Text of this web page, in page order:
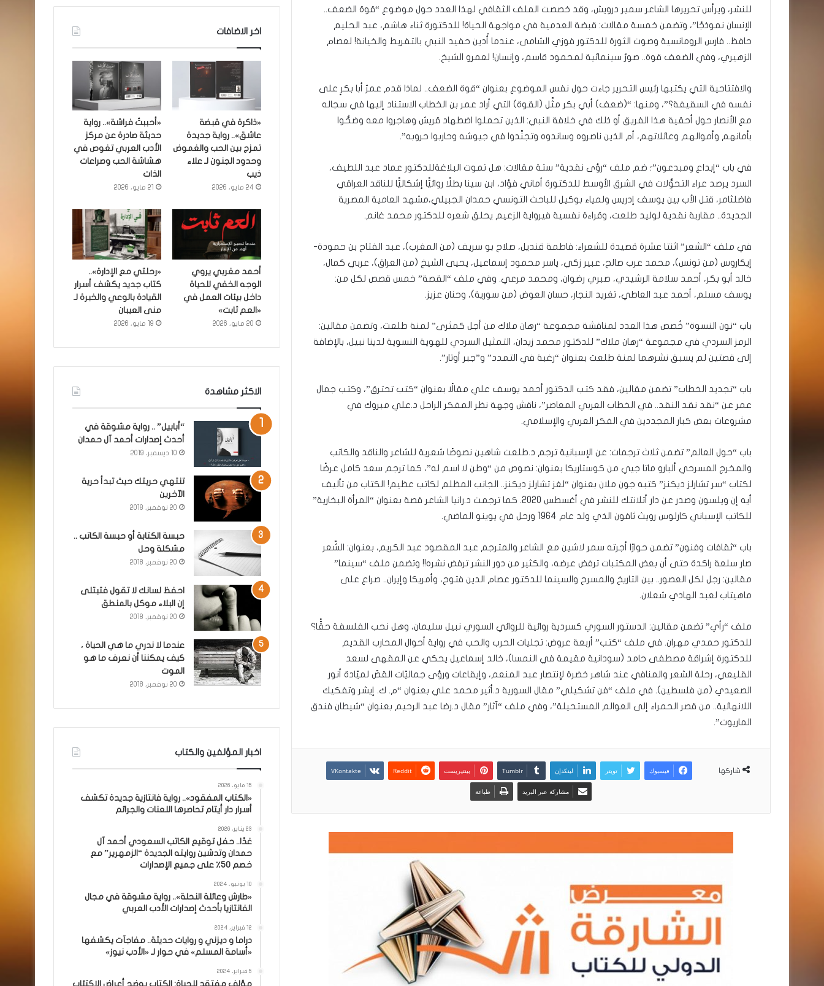
للنشر، ويرأس تحريرها الشاعر سمير درويش، وقد خصصت الملف الثقافي لهذا العدد حول موضوع “قوة الضعف..
الإنسان نموذجًا”، وتضمن خمسة مقالات: قبضة العدمية في مواجهة الحياة! للدكتورة ثناء هاشم، عبد الحليم
حافظ.. فارس الرومانسية وصوت الثورة للدكتور فوزي الشامى، عندما أُدين حفيد النبي بالتفريط والخيانة! لعصام
الزهيري، وفي الضعف قوة.. صورٌ سينمائية لمحمود قاسم، وإنسان! لعمرو الشيخ.
والافتتاحية التي يكتبها رئيس التحرير جاءت حول نفس الموضوع بعنوان “قوة الضعف.. لماذا قدم عمرٌ أبا بكرٍ على
نفسه في السقيفة؟”، ومنها: “(ضعف) أبي بكر مثَّل (القوة) التي أراد عمر بن الخطاب الاستناد إليها في سجاله
مع الأنصار حول أحقية هذا الفريق أو ذلك في خلافة النبي: الذين تحملوا اضطهاد قريش وهاجروا معه وضحُّوا
بأمانهم وأموالهم وعائلاتهم، أم الذين ناصروه وساندوه وتجنَّدوا في جيوشه وحاربوا حروبه”.
في باب “إبداع ومبدعون”؛ ضم ملف “رؤى نقدية” ستة مقالات: هل تموت البلاغةللدكتور عماد عبد اللطيف،
السرد يرصد عراء التحوُّلات في الشرق الأوسط للدكتورة أماني فؤاد، ابن سينا بطلًا روائيًّا إشكاليًّا للناقد العراقي
فاضلثامر، قتل الأب بين يوسف إدريس ولمياء بوكيل للباحث التونسي حمدان الجبيلي،مشهد العامية المصرية
الجديدة.. مقاربة نقدية لوليد طلعت، وقراءة نفسية فيرواية الزعيم يحلق شعره للدكتور محمد غانم.
في ملف “الشعر” اثنتا عشرة قصيدة للشعراء: فاطمة قنديل، صلاح بو سريف (من المغرب)، عبد الفتاح بن حمودة-
إيكاروس (من تونس)، محمد عرب صالح، عبير زكي، ياسر محمود إسماعيل، يحيى الشيخ (من العراق)، عربي كمال،
خالد أبو بكر، أحمد سلامة الرشيدي، صبري رضوان، ومحمد مرعي. وفي ملف “القصة” خمس قصص لكل من:
يوسف مسلم، أحمد عبد العاطي، تغريد النجار، حسان العوض (من سورية)، وحنان عزيز.
باب “نون النسوة” خُصص هذا العدد لمناقشة مجموعة “رهان ملاك من أجل كمثرى” لمنة طلعت، وتضمن مقالين:
الرمز السردي في مجموعة “رهان ملاك” للدكتور محمد زيدان، التمثيل السردي للهوية النسوية لدينا نبيل، بالإضافة
إلى قصتين لم يسبق نشرهما لمنة طلعت بعنوان “رغبة في التمدد” و”جبر أوتار”.
باب “تجديد الخطاب” تضمن مقالين، فقد كتب الدكتور أحمد يوسف علي مقالًا بعنوان “كتب تحترق”، وكتب جمال
عمر عن “نقد نقد النقد.. في الخطاب العربي المعاصر”، ناقش وجهة نظر المفكر الراحل د.علي مبروك في
مشروعات بعض كبار المجددين في الفكر العربي والإسلامي.
باب “حول العالم” تضمن ثلاث ترجمات: عن الإسبانية ترجم د.طلعت شاهين نصوصًا شعرية للشاعر والناقد والكاتب
والمخرج المسرحي ألبارو ماتا جيي من كوستاريكا بعنوان: نصوص من “وطن لا اسم له”، كما ترجم سعد كامل عرضًا
لكتاب “سر تشارلز ديكنز” كتبه جون ملان بعنوان “لغز تشارلز ديكنز.. الجانب المظلم لكاتب عظيم! الكتاب من تأليف
أيه إن ويلسون وصدر عن دار أتلانتك للنشر في أغسطس 2020. كما ترجمت د.رانيا الشاعر قصة بعنوان “المرأة البخارية”
للكاتب الإسباني كارلوس رويث ثافون الذي ولد عام 1964 ورحل في يوينو الماضي.
باب “ثقافات وفنون” تضمن حوارًا أجرته سمر لاشين مع الشاعر والمترجم عبد المقصود عبد الكريم، بعنوان: الشّعر
صار سلعة راكدة حتى أن بعض المكتبات ترفض عرضه، والكثير من دور النشر ترفض نشره!! وتضمن ملف “سينما”
مقالين: رجل لكل العصور.. بين التاريخ والمسرح والسينما للدكتور عصام الدين فتوح، وأمريكا وإيران.. صراع على
ماهيتاب لعبد الهادي شعلان.
ملف “رأي” تضمن مقالين: الدستور السوري كسردية روائية للروائي السوري نبيل سليمان، وهل نحب الفلسفة حقًّا؟
للدكتور حمدي مهران. في ملف “كتب” أربعة عروض: تجليات الحرب والحب في رواية أحوال المحارب القديم
للدكتورة إشراقة مصطفى حامد (سودانية مقيمة في النمسا)، خالد إسماعيل يحكي عن المقهى لسعد
القليعي، رحلة الشعر والمنافي عند شاهر خضرة لإنتصار عبد المنعم، وإيقاعات ورؤى جماليّات القصّ لميّادة أنور
الصعيدي (من فلسطين). في ملف “فن تشكيلي” مقال السورية د.أثير محمد علي بعنوان “م. ك. إيشر وتفكيك
اللانهائية.. من قصر الحمراء إلى العوالم المستحيلة”، وفي ملف “آثار” مقال د.رضا عبد الرحيم بعنوان “شيطان فندق
الماريوت”.
شاركها فيسبوك تويتر لينكدإن بينتيريست
مشاركة عبر البريد طباعة
اخر الاضافات
«ذاكرة في قبضة
عاشق».. رواية جديدة
تمزج بين الحب والغموض
وحدود الجنون لـ علاء
ذيب
24 مايو، 2026
«أحببتُ فراشة».. رواية
حديثة صادرة عن مركز
الأدب العربي تغوص في
هشاشة الحب وصراعات
الذات
21 مايو، 2026
أحمد مغربي يروي
الوجه الخفي للحياة
داخل بيئات العمل في
«العم ثابت»
20 مايو، 2026
«رحلتي مع الإدارة»..
كتاب جديد يكشف أسرار
القيادة بالوعي والخبرة لـ
منى العيبان
19 مايو، 2026
الاكثر مشاهدة
“أبابيل” .. رواية مشوقة في
أحدث إصدارات أحمد آل حمدان
10 ديسمبر، 2019
تنتهي حريتك حيث تبدأ حرية
الآخرين
20 نوفمبر، 2018
حبسة الكتابة أو حبسة الكاتب ..
مشكلة وحل
20 نوفمبر، 2018
احفظ لسانك لا تقول فتبتلى
إن البلاء موكل بالمنطق
20 نوفمبر، 2018
عندما لا ندري ما هي الحياة ،
كيف يمكننا أن نعرف ما هو
الموت
20 نوفمبر، 2018
اخبار المؤلفين والكتاب
15 مايو، 2026
«الكتاب المفقود».. رواية فانتازية جديدة تكشف
أسرار دار أيتام تحاصرها اللعنات والجرائم
23 يناير، 2026
غدًا.. حفل توقيع الكاتب السعودي أحمد آل
حمدان وتدشين روايته الجديدة “الزمهرير” مع
خصم 50٪ على جميع الإصدارات
10 يونيو، 2024
«طارش وعائلة النحلة».. رواية مشوقة في مجال
الفانتازيا بأحدث إصدارات الأدب العربي
12 فبراير، 2024
دراما و ديزني و روايات حديثة.. مفاجآت يكشفها
«أسامة المسلم» في حوار لـ «الأدب نيوز»
5 فبراير، 2024
مؤلف مفتقد للحياة: الكتاب يوضح أعراض الاكتئاب